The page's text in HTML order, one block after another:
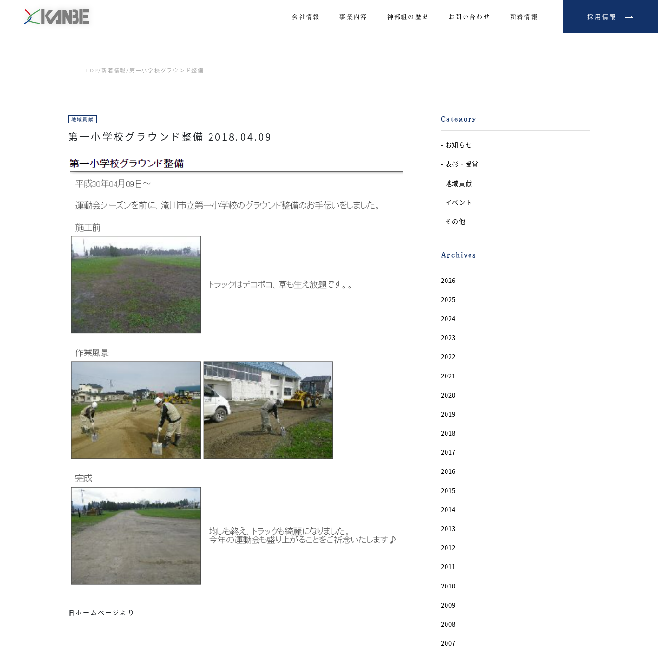
会社情報 事業内容 神部組の歴史 お問い合わせ 新着情報 採用情報
TOP/新着情報 /第一小学校グラウンド整備
地域貢献
第一小学校グラウンド整備 2018.04.09
旧ホームページより
Category
- お知らせ
- 表彰・受賞
- 地域貢献
- イベント
- その他
Archives
2026
2025
2024
2023
2022
2021
2020
2019
2018
2017
2016
2015
2014
2013
2012
2011
2010
2009
2008
2007